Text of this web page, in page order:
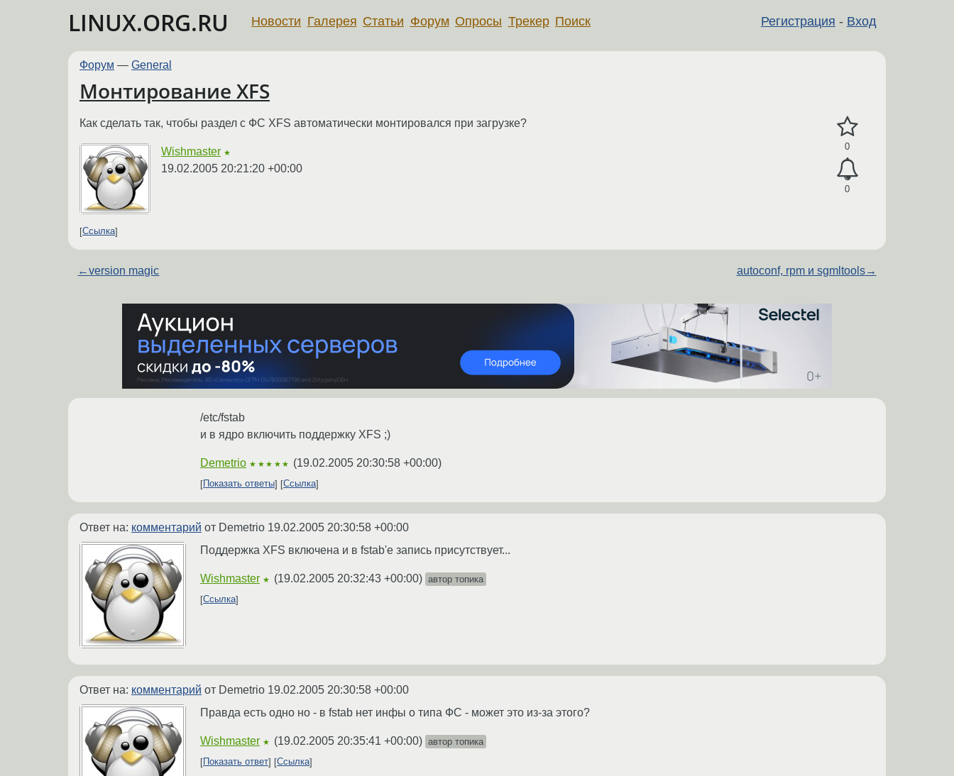
LINUX.ORG.RU Регистрация - Вход
Новости Галерея Статьи Форум Опросы Трекер Поиск
Форум — General
Монтирование XFS
0
0
Как сделать так, чтобы раздел с ФС XFS автоматически монтировался при загрузке?
Wishmaster ★
19.02.2005 20:21:20 +00:00
Ссылка
←version magic autoconf, rpm и sgmltools→
/etc/fstab
и в ядро включить поддержку XFS ;)
Demetrio ★★★★★ (19.02.2005 20:30:58 +00:00)
Показать ответы Ссылка
Ответ на: комментарий от Demetrio 19.02.2005 20:30:58 +00:00
Поддержка XFS включена и в fstab'е запись присутствует...
Wishmaster ★ (19.02.2005 20:32:43 +00:00) автор топика
Ссылка
Ответ на: комментарий от Demetrio 19.02.2005 20:30:58 +00:00
Правда есть одно но - в fstab нет инфы о типа ФС - может это из-за этого?
Wishmaster ★ (19.02.2005 20:35:41 +00:00) автор топика
Показать ответ
Ссылка